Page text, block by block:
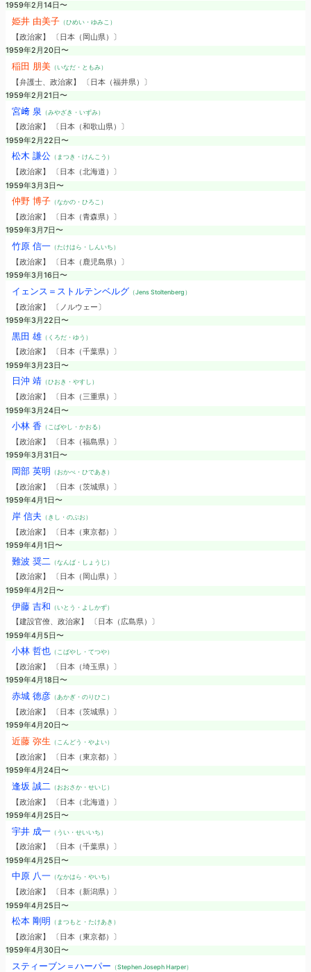
1959年2月14日〜
姫井 由美子（ひめい・ゆみこ）
【政治家】 〔日本（岡山県）〕
1959年2月20日〜
稲田 朋美（いなだ・ともみ）
【弁護士、政治家】 〔日本（福井県）〕
1959年2月21日〜
宮﨑 泉 （みやざき・いずみ）
【政治家】 〔日本（和歌山県）〕
1959年2月22日〜
松木 謙公（まつき・けんこう）
【政治家】 〔日本（北海道）〕
1959年3月3日〜
仲野 博子（なかの・ひろこ）
【政治家】 〔日本（青森県）〕
1959年3月7日〜
竹原 信一（たけはら・しんいち）
【政治家】 〔日本（鹿児島県）〕
1959年3月16日〜
イェンス＝ストルテンベルグ （Jens Stoltenberg）
【政治家】 〔ノルウェー〕
1959年3月22日〜
黒田 雄（くろだ・ゆう）
【政治家】 〔日本（千葉県）〕
1959年3月23日〜
日沖 靖（ひおき・やすし）
【政治家】 〔日本（三重県）〕
1959年3月24日〜
小林 香 （こばやし・かおる）
【政治家】 〔日本（福島県）〕
1959年3月31日〜
岡部 英明 （おかべ・ひであき）
【政治家】 〔日本（茨城県）〕
1959年4月1日〜
岸 信夫 （きし・のぶお）
【政治家】 〔日本（東京都）〕
1959年4月1日〜
難波 奨二 （なんば・しょうじ）
【政治家】 〔日本（岡山県）〕
1959年4月2日〜
伊藤 吉和 （いとう・よしかず）
【建設官僚、政治家】 〔日本（広島県）〕
1959年4月5日〜
小林 哲也（こばやし・てつや）
【政治家】 〔日本（埼玉県）〕
1959年4月18日〜
赤城 徳彦（あかぎ・のりひこ）
【政治家】 〔日本（茨城県）〕
1959年4月20日〜
近藤 弥生 （こんどう・やよい）
【政治家】 〔日本（東京都）〕
1959年4月24日〜
逢坂 誠二 （おおさか・せいじ）
【政治家】 〔日本（北海道）〕
1959年4月25日〜
宇井 成一（うい・せいいち）
【政治家】 〔日本（千葉県）〕
1959年4月25日〜
中原 八一（なかはら・やいち）
【政治家】 〔日本（新潟県）〕
1959年4月25日〜
松本 剛明 （まつもと・たけあき）
【政治家】 〔日本（東京都）〕
1959年4月30日〜
スティーブン＝ハーパー （Stephen Joseph Harper）